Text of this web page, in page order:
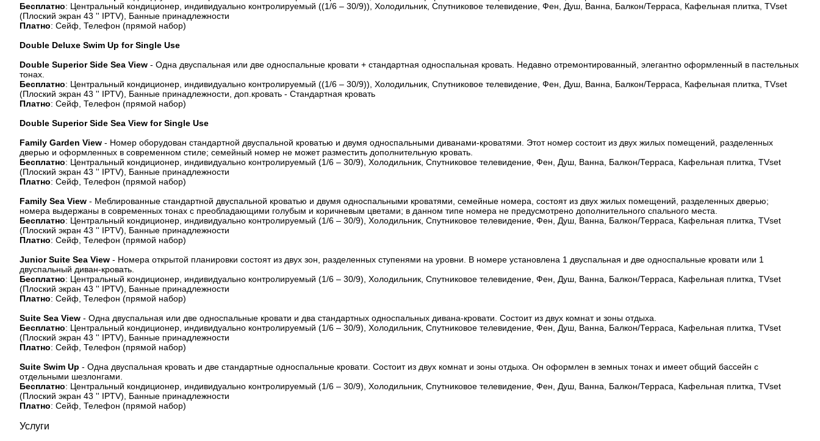
Бесплатно: Центральный кондиционер, индивидуально контролируемый ((1/6 – 30/9)), Холодильник, Спутниковое телевидение, Фен, Душ, Ванна, Балкон/Терраса, Кафельная плитка, TVset
(Плоский экран 43 '' IPTV), Банные принадлежности
Платно: Сейф, Телефон (прямой набор)
Double Deluxe Swim Up for Single Use
Double Superior Side Sea View - Одна двуспальная или две односпальные кровати + стандартная односпальная кровать. Недавно отремонтированный, элегантно оформленный в пастельных
тонах.
Бесплатно: Центральный кондиционер, индивидуально контролируемый ((1/6 – 30/9)), Холодильник, Спутниковое телевидение, Фен, Душ, Ванна, Балкон/Терраса, Кафельная плитка, TVset
(Плоский экран 43 '' IPTV), Банные принадлежности, доп.кровать - Стандартная кровать
Платно: Сейф, Телефон (прямой набор)
Double Superior Side Sea View for Single Use
Family Garden View - Номер оборудован стандартной двуспальной кроватью и двумя односпальными диванами-кроватями. Этот номер состоит из двух жилых помещений, разделенных
дверью и оформленных в современном стиле; семейный номер не может разместить дополнительную кровать.
Бесплатно: Центральный кондиционер, индивидуально контролируемый (1/6 – 30/9), Холодильник, Спутниковое телевидение, Фен, Душ, Ванна, Балкон/Терраса, Кафельная плитка, TVset
(Плоский экран 43 '' IPTV), Банные принадлежности
Платно: Сейф, Телефон (прямой набор)
Family Sea View - Меблированные стандартной двуспальной кроватью и двумя односпальными кроватями, семейные номера, состоят из двух жилых помещений, разделенных дверью;
номера выдержаны в современных тонах с преобладающими голубым и коричневым цветами; в данном типе номера не предусмотрено дополнительного спального места.
Бесплатно: Центральный кондиционер, индивидуально контролируемый (1/6 – 30/9), Холодильник, Спутниковое телевидение, Фен, Душ, Ванна, Балкон/Терраса, Кафельная плитка, TVset
(Плоский экран 43 '' IPTV), Банные принадлежности
Платно: Сейф, Телефон (прямой набор)
Junior Suite Sea View - Номера открытой планировки состоят из двух зон, разделенных ступенями на уровни. В номере установлена 1 двуспальная и две односпальные кровати или 1
двуспальный диван-кровать.
Бесплатно: Центральный кондиционер, индивидуально контролируемый (1/6 – 30/9), Холодильник, Спутниковое телевидение, Фен, Душ, Ванна, Балкон/Терраса, Кафельная плитка, TVset
(Плоский экран 43 '' IPTV), Банные принадлежности
Платно: Сейф, Телефон (прямой набор)
Suite Sea View - Одна двуспальная или две односпальные кровати и два стандартных односпальных дивана-кровати. Состоит из двух комнат и зоны отдыха.
Бесплатно: Центральный кондиционер, индивидуально контролируемый (1/6 – 30/9), Холодильник, Спутниковое телевидение, Фен, Душ, Ванна, Балкон/Терраса, Кафельная плитка, TVset
(Плоский экран 43 '' IPTV), Банные принадлежности
Платно: Сейф, Телефон (прямой набор)
Suite Swim Up - Одна двуспальная кровать и две стандартные односпальные кровати. Состоит из двух комнат и зоны отдыха. Он оформлен в земных тонах и имеет общий бассейн с
отдельными шезлонгами.
Бесплатно: Центральный кондиционер, индивидуально контролируемый (1/6 – 30/9), Холодильник, Спутниковое телевидение, Фен, Душ, Ванна, Балкон/Терраса, Кафельная плитка, TVset
(Плоский экран 43 '' IPTV), Банные принадлежности
Платно: Сейф, Телефон (прямой набор)
Услуги